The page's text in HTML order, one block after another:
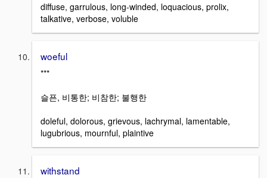
diffuse, garrulous, long-winded, loquacious, prolix,
talkative, verbose, voluble
woeful
***
슬픈, 비통한; 비참한; 불행한
doleful, dolorous, grievous, lachrymal, lamentable,
lugubrious, mournful, plaintive
withstand